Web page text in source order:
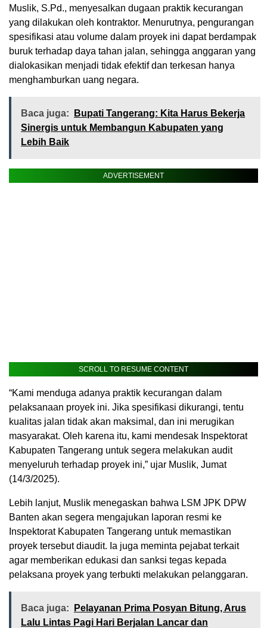
Muslik, S.Pd., menyesalkan dugaan praktik kecurangan
yang dilakukan oleh kontraktor. Menurutnya, pengurangan
spesifikasi atau volume dalam proyek ini dapat berdampak
buruk terhadap daya tahan jalan, sehingga anggaran yang
dialokasikan menjadi tidak efektif dan terkesan hanya
menghamburkan uang negara.
Baca juga:
Bupati Tangerang: Kita Harus Bekerja
Sinergis untuk Membangun Kabupaten yang
Lebih Baik
ADVERTISEMENT
SCROLL TO RESUME CONTENT
“Kami menduga adanya praktik kecurangan dalam
pelaksanaan proyek ini. Jika spesifikasi dikurangi, tentu
kualitas jalan tidak akan maksimal, dan ini merugikan
masyarakat. Oleh karena itu, kami mendesak Inspektorat
Kabupaten Tangerang untuk segera melakukan audit
menyeluruh terhadap proyek ini,” ujar Muslik, Jumat
(14/3/2025).
Lebih lanjut, Muslik menegaskan bahwa LSM JPK DPW
Banten akan segera mengajukan laporan resmi ke
Inspektorat Kabupaten Tangerang untuk memastikan
proyek tersebut diaudit. Ia juga meminta pejabat terkait
agar memberikan edukasi dan sanksi tegas kepada
pelaksana proyek yang terbukti melakukan pelanggaran.
Baca juga:
Pelayanan Prima Posyan Bitung, Arus
Lalu Lintas Pagi Hari Berjalan Lancar dan